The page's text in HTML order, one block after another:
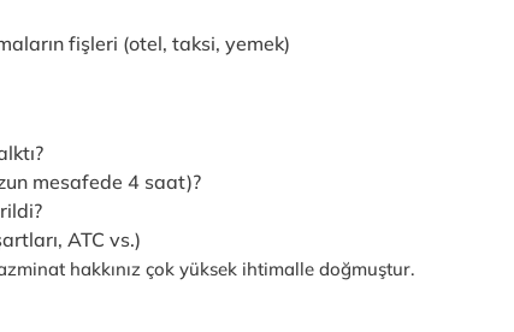
fişleri (otel, taksi, yemek)
mesafede 4 saat)?
ATC vs.)
hakkınız çok yüksek ihtimalle doğmuştur.